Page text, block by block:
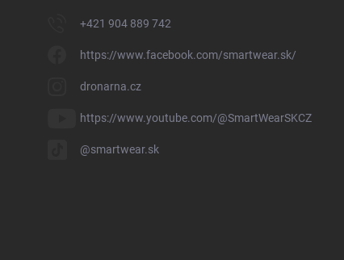
+421 904 889 742
https://www.facebook.com/smartwear.sk/
dronarna.cz
https://www.youtube.com/@SmartWearSKCZ
@smartwear.sk